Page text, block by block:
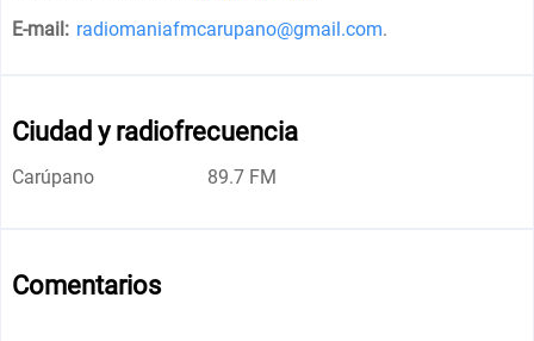
E-mail: radiomaniafmcarupano@gmail.com.
Ciudad y radiofrecuencia
Carúpano 89.7 FM
Comentarios